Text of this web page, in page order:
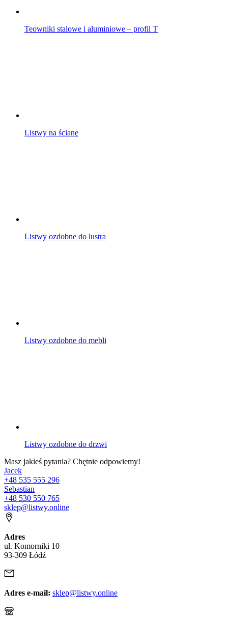
Teowniki stalowe i aluminiowe – profil T
Listwy na ścianę
Listwy ozdobne do lustra
Listwy ozdobne do mebli
Listwy ozdobne do drzwi
Masz jakieś pytania? Chętnie odpowiemy!
Jacek
+48 535 555 296
Sebastian
+48 530 550 765
sklep@listwy.online
Adres
ul. Komorniki 10
93-309 Łódź
Adres e-mail: sklep@listwy.online